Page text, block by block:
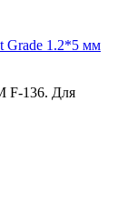
Grade 1.2*5 мм
F-136. Для